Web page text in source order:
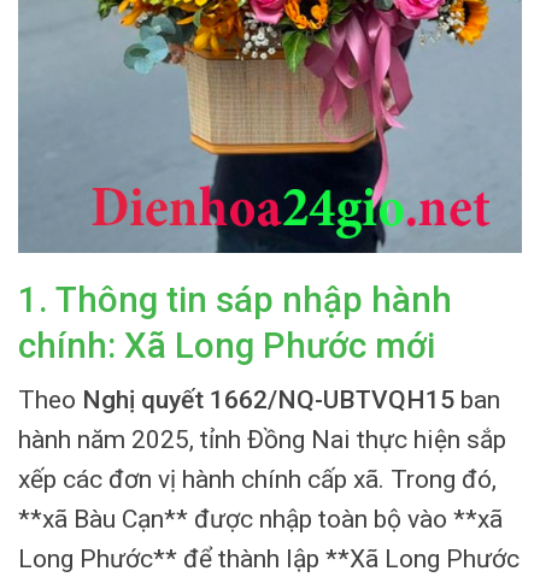
1. Thông tin sáp nhập hành
chính: Xã Long Phước mới
Theo Nghị quyết 1662/NQ-UBTVQH15 ban
hành năm 2025, tỉnh Đồng Nai thực hiện sắp
xếp các đơn vị hành chính cấp xã. Trong đó,
**xã Bàu Cạn** được nhập toàn bộ vào **xã
Long Phước** để thành lập **Xã Long Phước